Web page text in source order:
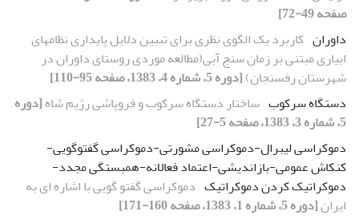
صفحه 49-72]
داوران کاربرد یک الگوی نظری برای تببین دلایل پایداری نظامهای
ابیاری مبتنی بر زمان سنج آبی(مطالعه موردی روستای داوران در
شهرستان رفسنجان)[دوره 5، شماره 4، 1383، صفحه 95-110]
دستگاه سرکوب ساختار دستگاه سرکوب و فروپاشی رژیم شاه[دوره
5، شماره 3، 1383، صفحه 5-27]
دموکراسی لیبرال-دموکراسی مشورتی-دموکراسی گفتوگویی-
کنکاش عمومی-بازاندیشی-اعتماد فعالانه-همبستگی مجدد-
دموکراتیک کردن دموکراتیک دموکراسی گفتو گویی با اشاره ای به
ایران[دوره 5، شماره 1، 1383، صفحه 160-171]